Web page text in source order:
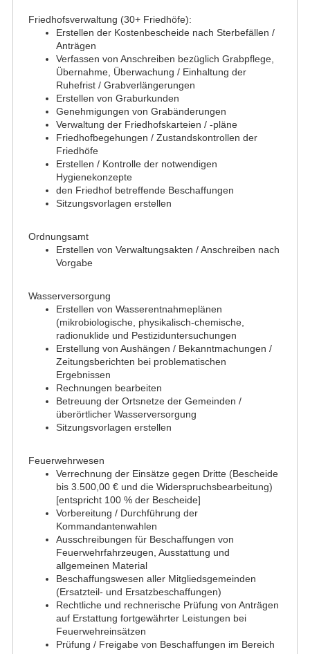
Friedhofsverwaltung (30+ Friedhöfe):
Erstellen der Kostenbescheide nach Sterbefällen /
Anträgen
Verfassen von Anschreiben bezüglich Grabpflege,
Übernahme, Überwachung / Einhaltung der
Ruhefrist / Grabverlängerungen
Erstellen von Graburkunden
Genehmigungen von Grabänderungen
Verwaltung der Friedhofskarteien / -pläne
Friedhofbegehungen / Zustandskontrollen der
Friedhöfe
Erstellen / Kontrolle der notwendigen
Hygienekonzepte
den Friedhof betreffende Beschaffungen
Sitzungsvorlagen erstellen
Ordnungsamt
Erstellen von Verwaltungsakten / Anschreiben nach
Vorgabe
Wasserversorgung
Erstellen von Wasserentnahmeplänen
(mikrobiologische, physikalisch-chemische,
radionuklide und Pestiziduntersuchungen
Erstellung von Aushängen / Bekanntmachungen /
Zeitungsberichten bei problematischen
Ergebnissen
Rechnungen bearbeiten
Betreuung der Ortsnetze der Gemeinden /
überörtlicher Wasserversorgung
Sitzungsvorlagen erstellen
Feuerwehrwesen
Verrechnung der Einsätze gegen Dritte (Bescheide
bis 3.500,00 € und die Widerspruchsbearbeitung)
[entspricht 100 % der Bescheide]
Vorbereitung / Durchführung der
Kommandantenwahlen
Ausschreibungen für Beschaffungen von
Feuerwehrfahrzeugen, Ausstattung und
allgemeinen Material
Beschaffungswesen aller Mitgliedsgemeinden
(Ersatzteil- und Ersatzbeschaffungen)
Rechtliche und rechnerische Prüfung von Anträgen
auf Erstattung fortgewährter Leistungen bei
Feuerwehreinsätzen
Prüfung / Freigabe von Beschaffungen im Bereich